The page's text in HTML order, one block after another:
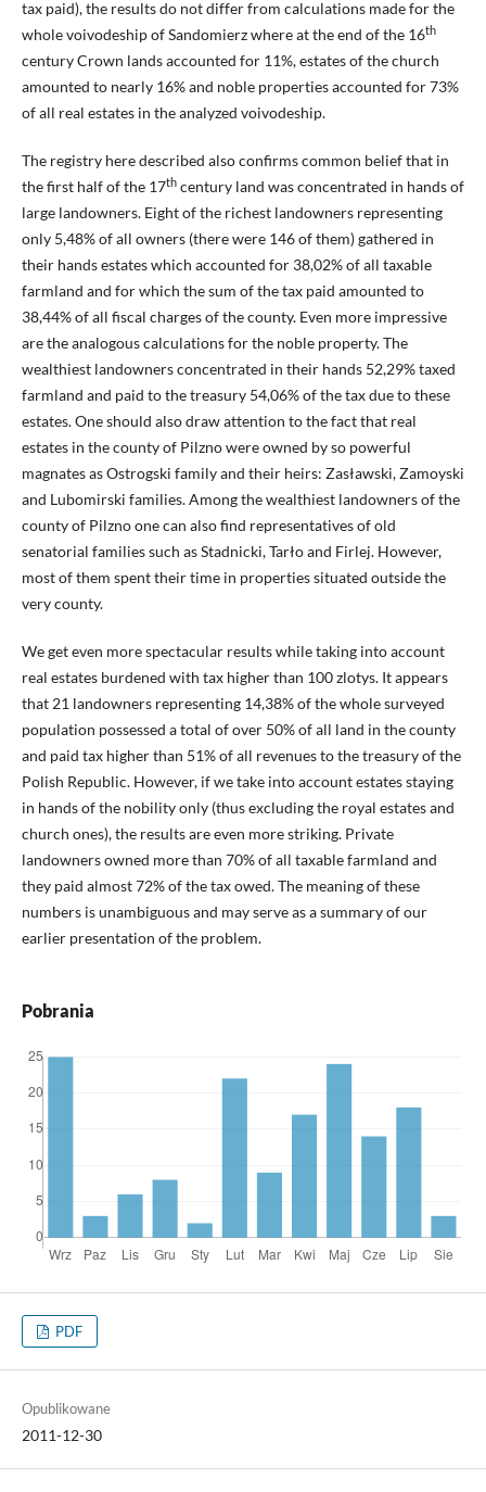
tax paid), the results do not differ from calculations made for the
whole voivodeship of Sandomierz where at the end of the 16th
century Crown lands accounted for 11%, estates of the church
amounted to nearly 16% and noble properties accounted for 73%
of all real estates in the analyzed voivodeship.
The registry here described also confirms common belief that in
the first half of the 17thcentury land was concentrated in hands of
large landowners. Eight of the richest landowners representing
only 5,48% of all owners (there were 146 of them) gathered in
their hands estates which accounted for 38,02% of all taxable
farmland and for which the sum of the tax paid amounted to
38,44% of all fiscal charges of the county. Even more impressive
are the analogous calculations for the noble property. The
wealthiest landowners concentrated in their hands 52,29% taxed
farmland and paid to the treasury 54,06% of the tax due to these
estates. One should also draw attention to the fact that real
estates in the county of Pilzno were owned by so powerful
magnates as Ostrogski family and their heirs: Zasławski, Zamoyski
and Lubomirski families. Among the wealthiest landowners of the
county of Pilzno one can also find representatives of old
senatorial families such as Stadnicki, Tarło and Firlej. However,
most of them spent their time in properties situated outside the
very county.
We get even more spectacular results while taking into account
real estates burdened with tax higher than 100 zlotys. It appears
that 21 landowners representing 14,38% of the whole surveyed
population possessed a total of over 50% of all land in the county
and paid tax higher than 51% of all revenues to the treasury of the
Polish Republic. However, if we take into account estates staying
in hands of the nobility only (thus excluding the royal estates and
church ones), the results are even more striking. Private
landowners owned more than 70% of all taxable farmland and
they paid almost 72% of the tax owed. The meaning of these
numbers is unambiguous and may serve as a summary of our
earlier presentation of the problem.
Pobrania
PDF
Opublikowane
2011-12-30